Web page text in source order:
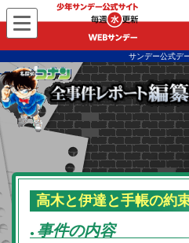
サンデー公式デ
高木と伊達と手帳の約
● 事件の内容